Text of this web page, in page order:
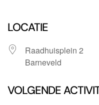
LOCATIE
Raadhuisplein 2
Barneveld
VOLGENDE